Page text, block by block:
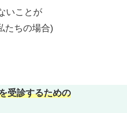
いことが
たちの場合)
受診するための